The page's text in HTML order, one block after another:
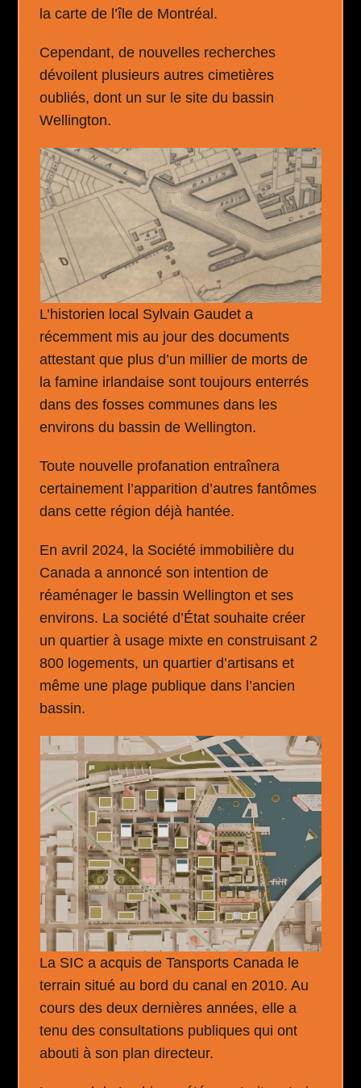
la carte de l’île de Montréal.
Cependant, de nouvelles recherches
dévoilent plusieurs autres cimetières
oubliés, dont un sur le site du bassin
Wellington.
L’historien local Sylvain Gaudet a
récemment mis au jour des documents
attestant que plus d’un millier de morts de
la famine irlandaise sont toujours enterrés
dans des fosses communes dans les
environs du bassin de Wellington.
Toute nouvelle profanation entraînera
certainement l’apparition d’autres fantômes
dans cette région déjà hantée.
En avril 2024, la Société immobilière du
Canada a annoncé son intention de
réaménager le bassin Wellington et ses
environs. La société d’État souhaite créer
un quartier à usage mixte en construisant 2
800 logements, un quartier d’artisans et
même une plage publique dans l’ancien
bassin.
La SIC a acquis de Tansports Canada le
terrain situé au bord du canal en 2010. Au
cours des deux dernières années, elle a
tenu des consultations publiques qui ont
abouti à son plan directeur.